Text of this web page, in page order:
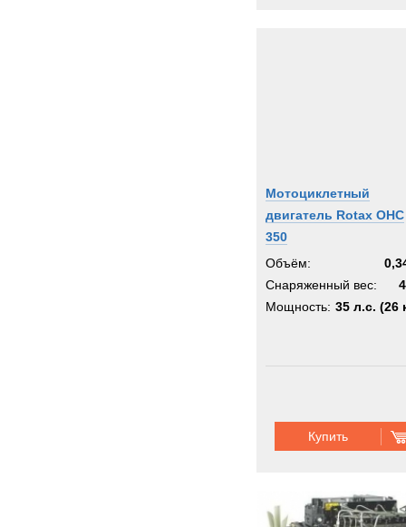
Мотоциклетный
двигатель Rotax OHC
350
Объём:
Снаряженный вес:
Мощность: 35 л.с. (26
Купить